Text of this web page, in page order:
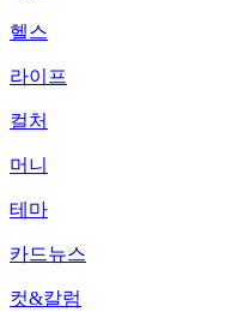
헬스
라이프
컬처
머니
테마
카드뉴스
컷&칼럼